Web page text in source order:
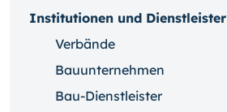
Institutionen und Dienstleister
Verbände
Bauunternehmen
Bau-Dienstleister